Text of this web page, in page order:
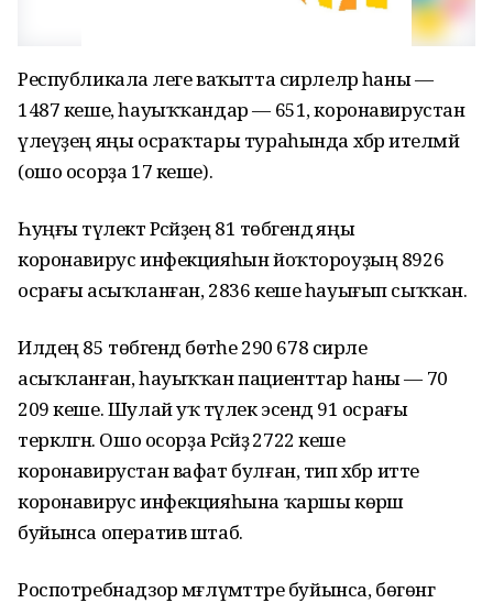
Республикала әлеге ваҡытта сирлеләр һаны —
1487 кеше, һауыҡҡандар — 651, коронавирустан
үлеүҙең яңы осраҡтары тураһында хәбәр ителмәй
(ошо осорҙа 17 кеше).
Һуңғы тәүлектә Рәсәйҙең 81 төбәгендә яңы
коронавирус инфекцияһын йоҡтороуҙың 8926
осрағы асыҡланған, 2836 кеше һауығып сыҡҡан.
Илдең 85 төбәгендә бөтәһе 290 678 сирле
асыҡланған, һауыҡҡан пациенттар һаны — 70
209 кеше. Шулай уҡ тәүлек эсендә 91 осрағы
теркәлгән. Ошо осорҙа Рәсәйҙә 2722 кеше
коронавирустан вафат булған, тип хәбәр итте
коронавирус инфекцияһына ҡаршы көрәш
буйынса оператив штаб.
Роспотребнадзор мәғлүмәттәре буйынса, бөгөнгә